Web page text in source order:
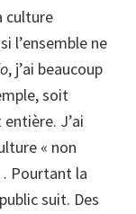
culture
l’ensemble ne
, j’ai beaucoup
soit
J’ai
« non
Pourtant la
suit. Des